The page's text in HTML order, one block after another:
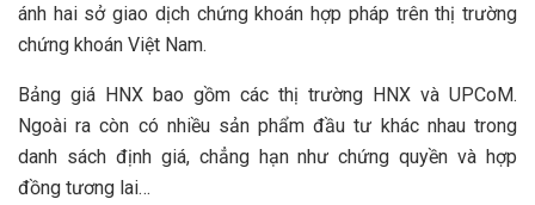
ánh hai sở giao dịch chứng khoán hợp pháp trên thị trường
chứng khoán Việt Nam.
Bảng giá HNX bao gồm các thị trường HNX và UPCoM.
Ngoài ra còn có nhiều sản phẩm đầu tư khác nhau trong
danh sách định giá, chẳng hạn như chứng quyền và hợp
đồng tương lai…